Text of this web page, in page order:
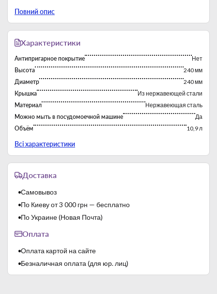
изготовлены из нержавеющей стали AISI 430;
толщина металла от 0,8 до 1,2 мм;
многослойное (сэндвич) дно для высокой
теплопроводности;
индукционных плитах;
можно мыть в посудомоечной машине;
усиленное крепление термостойких ручек;
Благодаря широкому разнообразию и высоким стандартам
качества каждый найдет для себя идеальный вариант.
Присоединяйтесь и выбирайте практичность по
справедливой цене.
Повний опис
Характеристики
Антипригарное покрытие
Нет
Высота
240 мм
Диаметр
240 мм
Крышка
Из нержавеющей стали
Материал
Нержавеющая сталь
Можно мыть в посудомоечной машине
Да
Объём
10,9 л
Производитель
Страна-производитель
Китай
Всі характеристики
Доставка
Самовывоз
По Киеву от 3 000 грн — бесплатно
По Украине (Новая Почта)
Оплата
Оплата картой на сайте
Безналичная оплата (для юр. лиц)